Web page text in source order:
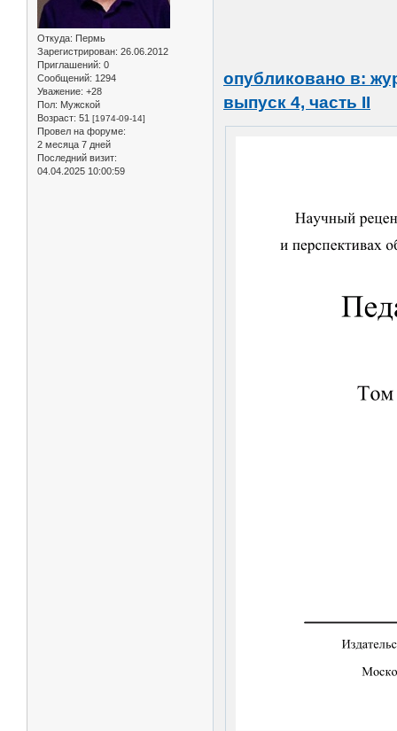
Откуда: Пермь
Зарегистрирован: 26.06.2012
Приглашений: 0
Сообщений: 1294
Уважение: +28
Пол: Мужской
Возраст: 51 [1974-09-14]
Провел на форуме:
2 месяца 7 дней
Последний визит:
04.04.2025 10:00:59
опубликовано в:
выпуск 4, часть II